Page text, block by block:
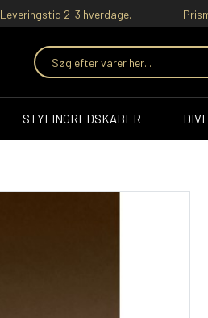
Leveringstid 2-3 hverdage.
STYLINGREDSKABER